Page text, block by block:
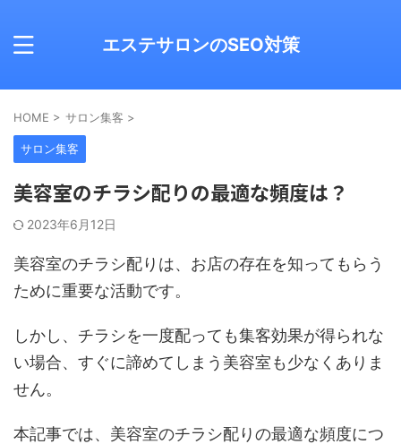
エステサロンのSEO対策
HOME > サロン集客 >
サロン集客
美容室のチラシ配りの最適な頻度は？
2023年6月12日
美容室のチラシ配りは、お店の存在を知ってもらう
ために重要な活動です。
しかし、チラシを一度配っても集客効果が得られな
い場合、すぐに諦めてしまう美容室も少なくありま
せん。
本記事では、美容室のチラシ配りの最適な頻度につ